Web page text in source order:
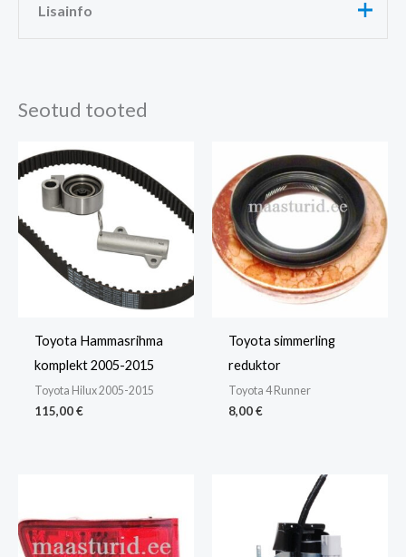
Lisainfo
Mõõtmed
Seotud tooted
Toyota Hammasrihma
komplekt 2005-2015
Toyota Hilux 2005-2015
115,00€
Toyota simmerling
reduktor
Toyota 4 Runner
8,00€